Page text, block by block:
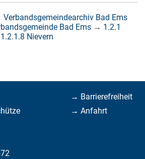
Verbandsgemeindearchiv Bad Ems
Bad Ems → 1.2.1
1.2.1.8 Nievern
→ Barrierefreiheit
→ Anfahrt